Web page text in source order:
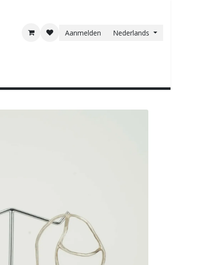
Aanmelden Nederlands